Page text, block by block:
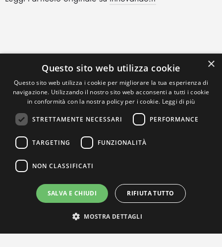
×
Questo sito web utilizza cookie
Questo sito web utilizza i cookie per migliorare la tua esperienza di
navigazione. Utilizzando il nostro sito web acconsenti a tutti i cookie
in conformità con la nostra policy per i cookie. Leggi di più
STRETTAMENTE NECESSARI PERFORMANCE
TARGETING FUNZIONALITÀ
NON CLASSIFICATI
SALVA E CHIUDI RIFIUTA TUTTO
MOSTRA DETTAGLI